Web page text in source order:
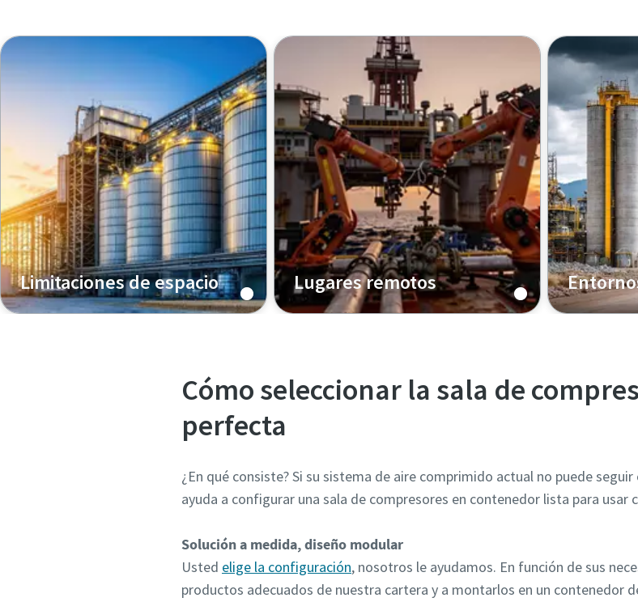
Limitaciones de espacio Lugares remotos
Cómo seleccionar la sala de
perfecta
¿En qué consiste? Si su sistema de aire comprimido actual no puede
ayuda a configurar una sala de compresores en contenedor lista para usar
Solución a medida, diseño modular
Usted elige la configuración, nosotros le ayudamos. En función de sus
productos adecuados de nuestra cartera y a montarlos en un contenedor